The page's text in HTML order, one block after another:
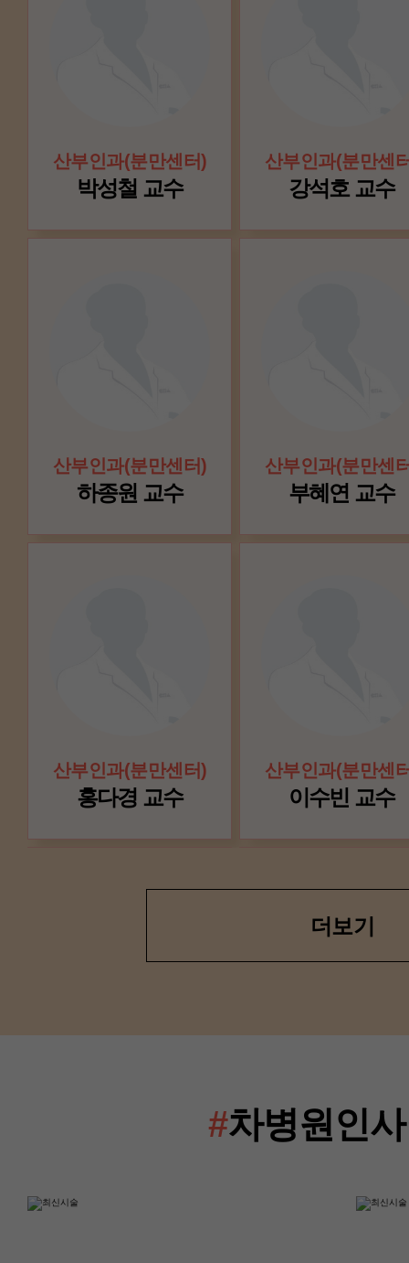
산부인과(분만센터)
박성철 교수
산부인과(분만센
강석호 교수
산부인과(분만센터)
하종원 교수
산부인과(분만센
부혜연 교수
산부인과(분만센터)
홍다경 교수
산부인과(분만센
이수빈 교수
류혜진 교수
더보기
#차병원인